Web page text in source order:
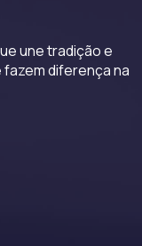
une tradição e
diferença na